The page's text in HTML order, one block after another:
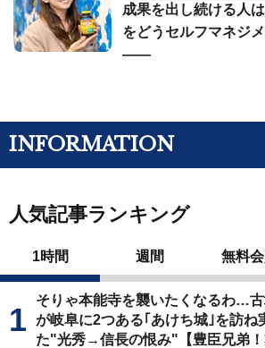
成果を出し続ける人
をどうセルフマネジ
——
INFORMATION
人気記事ランキング
1時間 週間 無料
そりゃ本能寺を襲いたくなるわ…
が岐阜に2つある｢あけち城｣を訪ね
た"光秀→信長の恨み"【豊臣兄弟！